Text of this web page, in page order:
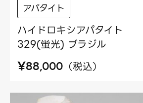
アパタイト
ハイドロキシアパタイト
329(蛍光) ブラジル
¥88,000 （税込）